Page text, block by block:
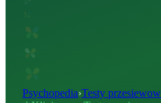
Psychopedia›Testy